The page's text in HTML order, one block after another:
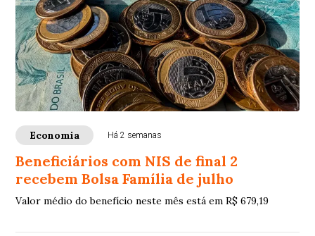
Economia Há 2 semanas
Beneficiários com NIS de final 2
recebem Bolsa Família de julho
Valor médio do benefício neste mês está em R$ 679,19